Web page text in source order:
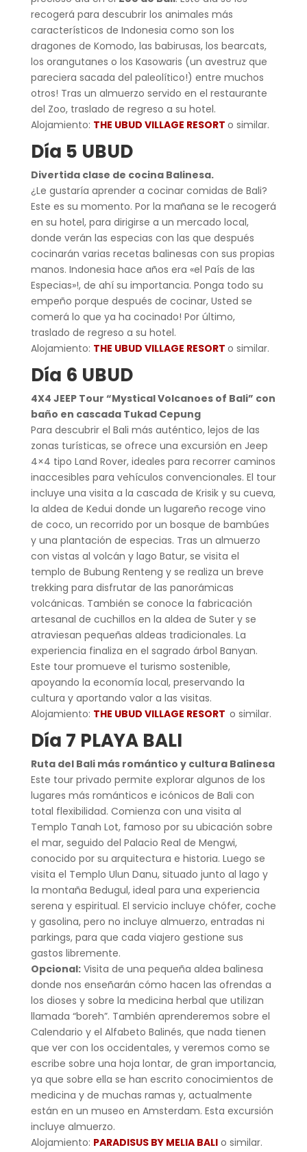
recogerá para descubrir los animales más
característicos de Indonesia como son los
dragones de Komodo, las babirusas, los bearcats,
los orangutanes o los Kasowaris (un avestruz que
pareciera sacada del paleolítico!) entre muchos
otros! Tras un almuerzo servido en el restaurante
del Zoo, traslado de regreso a su hotel.
Alojamiento: THE UBUD VILLAGE RESORT o similar.
Día 5 UBUD
Divertida clase de cocina Balinesa.
¿Le gustaría aprender a cocinar comidas de Bali?
Este es su momento. Por la mañana se le recogerá
en su hotel, para dirigirse a un mercado local,
donde verán las especias con las que después
cocinarán varias recetas balinesas con sus propias
manos. Indonesia hace años era «el País de las
Especias»!, de ahí su importancia. Ponga todo su
empeño porque después de cocinar, Usted se
comerá lo que ya ha cocinado! Por último,
traslado de regreso a su hotel.
Alojamiento: THE UBUD VILLAGE RESORT o similar.
Día 6 UBUD
4X4 JEEP Tour “Mystical Volcanoes of Bali” con
baño en cascada Tukad Cepung
Para descubrir el Bali más auténtico, lejos de las
zonas turísticas, se ofrece una excursión en Jeep
4×4 tipo Land Rover, ideales para recorrer caminos
inaccesibles para vehículos convencionales. El tour
incluye una visita a la cascada de Krisik y su cueva,
la aldea de Kedui donde un lugareño recoge vino
de coco, un recorrido por un bosque de bambúes
y una plantación de especias. Tras un almuerzo
con vistas al volcán y lago Batur, se visita el
templo de Bubung Renteng y se realiza un breve
trekking para disfrutar de las panorámicas
volcánicas. También se conoce la fabricación
artesanal de cuchillos en la aldea de Suter y se
atraviesan pequeñas aldeas tradicionales. La
experiencia finaliza en el sagrado árbol Banyan.
Este tour promueve el turismo sostenible,
apoyando la economía local, preservando la
cultura y aportando valor a las visitas.
Alojamiento: THE UBUD VILLAGE RESORT o similar.
Día 7 PLAYA BALI
Ruta del Bali más romántico y cultura Balinesa
Este tour privado permite explorar algunos de los
lugares más románticos e icónicos de Bali con
total flexibilidad. Comienza con una visita al
Templo Tanah Lot, famoso por su ubicación sobre
el mar, seguido del Palacio Real de Mengwi,
conocido por su arquitectura e historia. Luego se
visita el Templo Ulun Danu, situado junto al lago y
la montaña Bedugul, ideal para una experiencia
serena y espiritual. El servicio incluye chófer, coche
y gasolina, pero no incluye almuerzo, entradas ni
parkings, para que cada viajero gestione sus
gastos libremente.
Opcional:Visita de una pequeña aldea balinesa
donde nos enseñarán cómo hacen las ofrendas a
los dioses y sobre la medicina herbal que utilizan
llamada “boreh”. También aprenderemos sobre el
Calendario y el Alfabeto Balinés, que nada tienen
que ver con los occidentales, y veremos como se
escribe sobre una hoja lontar, de gran importancia,
ya que sobre ella se han escrito conocimientos de
medicina y de muchas ramas y, actualmente
están en un museo en Amsterdam. Esta excursión
incluye almuerzo.
Alojamiento: PARADISUS BY MELIA BALIo similar.